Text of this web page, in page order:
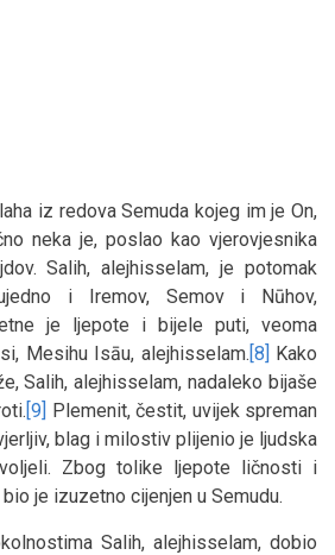
iz redova Semuda kojeg im je On,
neka je, poslao kao vjerovjesnika
Salih, alejhisselam, je potomak
i Iremov, Semov i Nūhov,
je ljepote i bijele puti, veoma
Mesihu Isāu, alejhisselam.[8] Kako
Salih, alejhisselam, nadaleko bijaše
[9] Plemenit, čestit, uvijek spreman
blag i milostiv plijenio je ljudska
Zbog tolike ljepote ličnosti i
je izuzetno cijenjen u Semudu.
Salih, alejhisselam, dobio